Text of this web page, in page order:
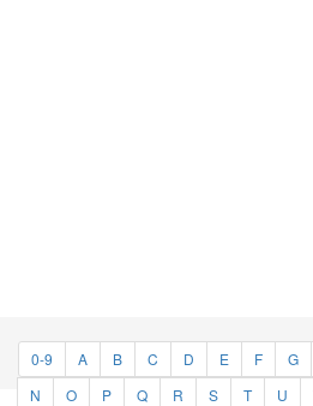
0-9 A B C D E F G
N
O P Q R S T U